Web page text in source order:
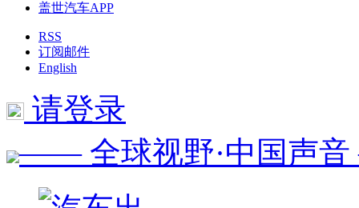
盖世汽车APP
RSS
订阅邮件
English
请登录
—— 全球视野·中国声